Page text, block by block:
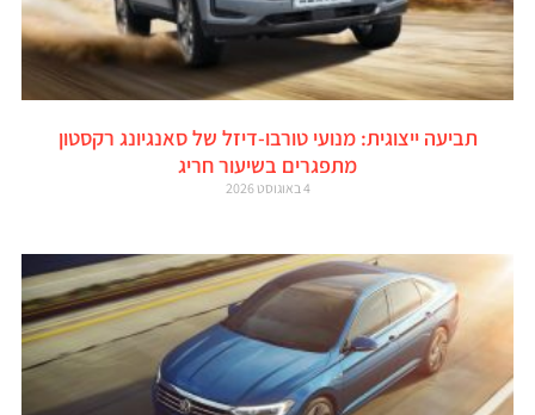
תביעה ייצוגית: מנועי טורבו-דיזל של סאנגיונג רקסטון
מתפגרים בשיעור חריג
4 באוגוסט 2026